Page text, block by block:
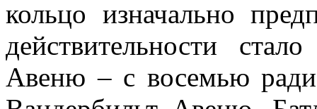
кольцо изначально
действительности
Авеню – с восемью